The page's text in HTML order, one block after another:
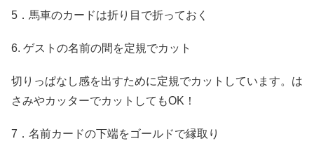
5．馬車のカードは折り目で折っておく
6. ゲストの名前の間を定規でカット
切りっぱなし感を出すために定規でカットしています。は
さみやカッターでカットしてもOK！
7．名前カードの下端をゴールドで縁取り